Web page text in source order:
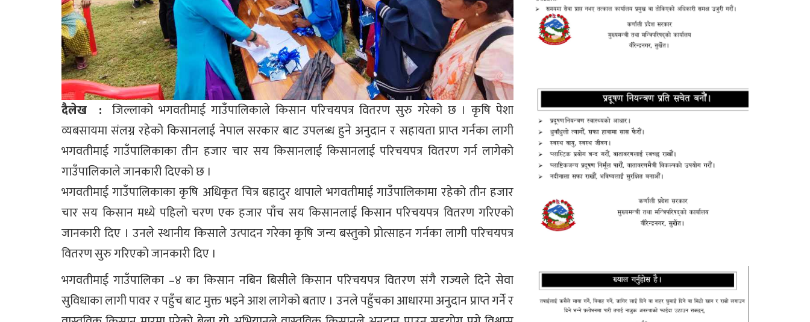
दैलेख : जिल्लाको भगवतीमाई गाउँपालिकाले किसान परिचयपत्र वितरण सुरु गरेको छ । कृषि पेशा
व्यबसायमा संलग्न रहेको किसानलाई नेपाल सरकार बाट उपलब्ध हुने अनुदान र सहायता प्राप्त गर्नका लागी
भगवतीमाई गाउँपालिकाका तीन हजार चार सय किसानलाई किसानलाई परिचयपत्र वितरण गर्न लागेको
गाउँपालिकाले जानकारी दिएको छ ।
भगवतीमाई गाउँपालिकाका कृषि अधिकृत चित्र बहादुर थापाले भगवतीमाई गाउँपालिकामा रहेको तीन हजार
चार सय किसान मध्ये पहिलो चरण एक हजार पाँच सय किसानलाई किसान परिचयपत्र वितरण गरिएको
जानकारी दिए । उनले स्थानीय किसाले उत्पादन गरेका कृषि जन्य बस्तुको प्रोत्साहन गर्नका लागी परिचयपत्र
वितरण सुरु गरिएको जानकारी दिए ।
भगवतीमाई गाउँपालिका –४ का किसान नबिन बिसीले किसान परिचयपत्र वितरण संगै राज्यले दिने सेवा
सुविधाका लागी पावर र पहुँच बाट मुक्त भइने आश लागेको बताए । उनले पहुँचका आधारमा अनुदान प्राप्त गर्ने र